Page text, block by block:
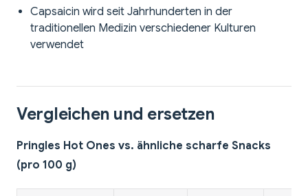
Capsaicin wird seit Jahrhunderten in der
traditionellen Medizin verschiedener Kulturen
verwendet
Vergleichen und ersetzen
Pringles Hot Ones vs. ähnliche scharfe Snacks
(pro 100 g)